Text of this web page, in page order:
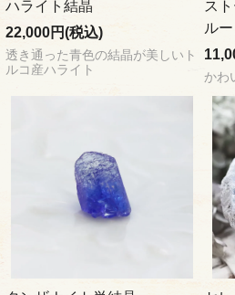
ハライト結晶
22,000円(税込)
透き通った青色の結晶が美しいト
ルコ産ハライト
ス
ル
かわ